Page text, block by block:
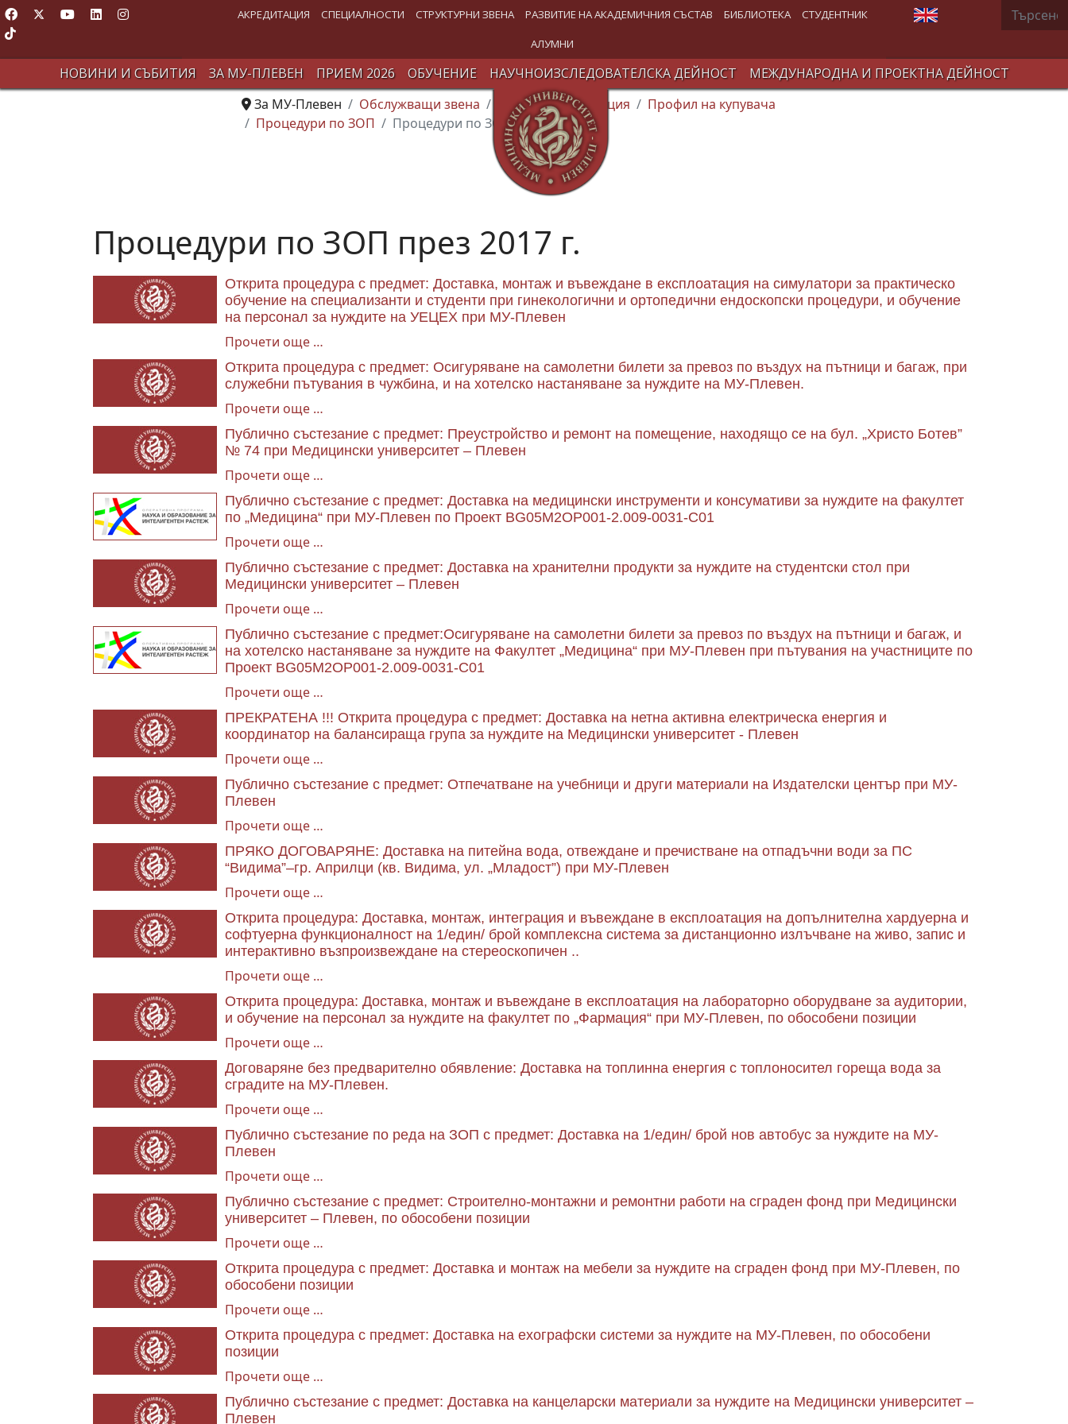
АКРЕДИТАЦИЯ СПЕЦИАЛНОСТИ СТРУКТУРНИ ЗВЕНА РАЗВИТИЕ НА АКАДЕМИЧНИЯ СЪСТАВ БИБЛИОТЕКА СТУДЕНТНИК
АЛУМНИ
Изберете език Търсене
НОВИНИ И СЪБИТИЯ ЗА МУ-ПЛЕВЕН ПРИЕМ 2026 ОБУЧЕНИЕ НАУЧНОИЗСЛЕДОВАТЕЛСКА ДЕЙНОСТ
МЕЖДУНАРОДНА И ПРОЕКТНА ДЕЙНОСТ
За МУ-Плевен
Обслужващи звена Финансова дирекция
Профил на купувача
Процедури по ЗОП
Процедури по ЗОП през 2017 г.
Процедури по ЗОП през 2017 г.
Открита процедура с предмет: Доставка, монтаж и въвеждане в експлоатация на симулатори за практическо
обучение на специализанти и студенти при гинекологични и ортопедични ендоскопски процедури, и обучение
на персонал за нуждите на УЕЦЕХ при МУ-Плевен
Прочети още …
Открита процедура с предмет: Осигуряване на самолетни билети за превоз по въздух на пътници и багаж, при
служебни пътувания в чужбина, и на хотелско настаняване за нуждите на МУ-Плевен.
Прочети още …
Публично състезание с предмет: Преустройство и ремонт на помещение, находящо се на бул. „Христо Ботев”
№ 74 при Медицински университет – Плевен
Прочети още …
Публично състезание с предмет: Доставка на медицински инструменти и консумативи за нуждите на факултет
по „Медицина“ при МУ-Плевен по Проект BG05M2OP001-2.009-0031-C01
Прочети още …
Публично състезание с предмет: Доставка на хранителни продукти за нуждите на студентски стол при
Медицински университет – Плевен
Прочети още …
Публично състезание с предмет:Осигуряване на самолетни билети за превоз по въздух на пътници и багаж, и
на хотелско настаняване за нуждите на Факултет „Медицина“ при МУ-Плевен при пътувания на участниците по
Проект BG05M2OP001-2.009-0031-C01
Прочети още …
ПРЕКРАТЕНА !!! Открита процедура с предмет: Доставка на нетна активна електрическа енергия и
координатор на балансираща група за нуждите на Медицински университет - Плевен
Прочети още …
Публично състезание с предмет: Отпечатване на учебници и други материали на Издателски център при МУ-
Плевен
Прочети още …
ПРЯКО ДОГОВАРЯНЕ: Доставка на питейна вода, отвеждане и пречистване на отпадъчни води за ПС
“Видима”–гр. Априлци (кв. Видима, ул. „Младост”) при МУ-Плевен
Прочети още …
Открита процедура: Доставка, монтаж, интеграция и въвеждане в експлоатация на допълнителна хардуерна и
софтуерна функционалност на 1/един/ брой комплексна система за дистанционно излъчване на живо, запис и
интерактивно възпроизвеждане на стереоскопичен ..
Прочети още …
Открита процедура: Доставка, монтаж и въвеждане в експлоатация на лабораторно оборудване за аудитории,
и обучение на персонал за нуждите на факултет по „Фармация“ при МУ-Плевен, по обособени позиции
Прочети още …
Договаряне без предварително обявление: Доставка на топлинна енергия с топлоносител гореща вода за
сградите на МУ-Плевен.
Прочети още …
Публично състезание по реда на ЗОП с предмет: Доставка на 1/един/ брой нов автобус за нуждите на МУ-
Плевен
Прочети още …
Публично състезание с предмет: Строително-монтажни и ремонтни работи на сграден фонд при Медицински
университет – Плевен, по обособени позиции
Прочети още …
Откритa процедура с предмет: Доставка и монтаж на мебели за нуждите на сграден фонд при МУ-Плевен, по
обособени позиции
Прочети още …
Открита процедура с предмет: Доставка на ехографски системи за нуждите на МУ-Плевен, по обособени
позиции
Прочети още …
Публично състезание с предмет: Доставка на канцеларски материали за нуждите на Медицински университет –
Плевен